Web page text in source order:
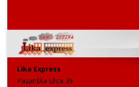
Lika Express
Pazariška ulica 36